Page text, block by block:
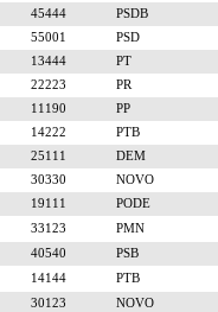
45444
PSDB
55001
PSD
13444
PT
22223
PR
11190
PP
14222
PTB
25111
DEM
30330
NOVO
19111
PODE
33123
PMN
40540
PSB
14144
PTB
30123
NOVO